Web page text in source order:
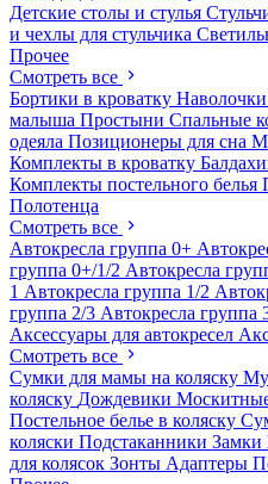
Детские столы и стулья
и чехлы для стульчика
Прочее
Смотреть все
Бортики в кроватку Наволочки
малыша Простыни Спальные
одеяла Позиционеры для сна
Комплекты в кроватку
Комплекты постельного белья
Полотенца
Смотреть все
Автокресла группа 0+
группа 0+/1/2 Автокресла
1 Автокресла группа 1/2
группа 2/3 Автокресла группа
Аксессуары для автокресел
Смотреть все
Сумки для мамы на коляску
коляску Дождевики
Постельное белье в коляску
коляски Подстаканники Замки
для колясок Зонты Адаптеры